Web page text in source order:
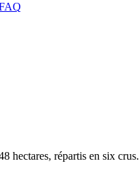
hectares, répartis en six crus.